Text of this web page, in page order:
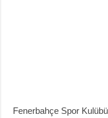
Fenerbahçe Spor